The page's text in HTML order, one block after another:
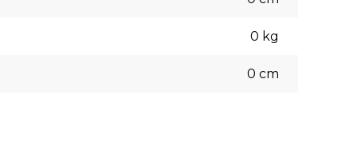
0 kg
0 cm